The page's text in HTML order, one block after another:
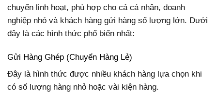
chuyển linh hoạt, phù hợp cho cả cá nhân, doanh
nghiệp nhỏ và khách hàng gửi hàng số lượng lớn. Dưới
đây là các hình thức phổ biến nhất:
Gửi Hàng Ghép (Chuyển Hàng Lẻ)
Đây là hình thức được nhiều khách hàng lựa chọn khi
có số lượng hàng nhỏ hoặc vài kiện hàng.